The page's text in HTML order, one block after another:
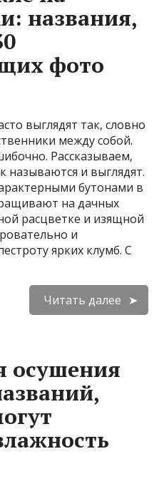
названия,
фото
выглядят так, словно
между собой.
Рассказываем,
называются и выглядят.
бутонами в
на дачных
расцветке и изящной
и
ярких клумб. С
Читать далее
осушения